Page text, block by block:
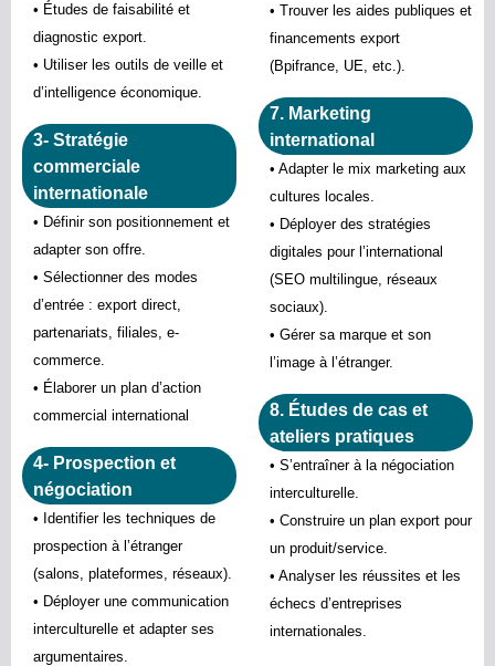
• Études de faisabilité et
diagnostic export.
• Utiliser les outils de veille et
d’intelligence économique.
3- Stratégie
commerciale
internationale
• Définir son positionnement et
adapter son offre.
• Sélectionner des modes
d’entrée : export direct,
partenariats, filiales, e-
commerce.
• Élaborer un plan d’action
commercial international
4- Prospection et
négociation
• Identifier les techniques de
prospection à l’étranger
(salons, plateformes, réseaux).
• Déployer une communication
interculturelle et adapter ses
argumentaires.
• Trouver les aides publiques et
financements export
(Bpifrance, UE, etc.).
7. Marketing
international
• Adapter le mix marketing aux
cultures locales.
• Déployer des stratégies
digitales pour l’international
(SEO multilingue, réseaux
sociaux).
• Gérer sa marque et son
l’image à l’étranger.
8. Études de cas et
ateliers pratiques
• S’entraîner à la négociation
interculturelle.
• Construire un plan export pour
un produit/service.
• Analyser les réussites et les
échecs d’entreprises
internationales.